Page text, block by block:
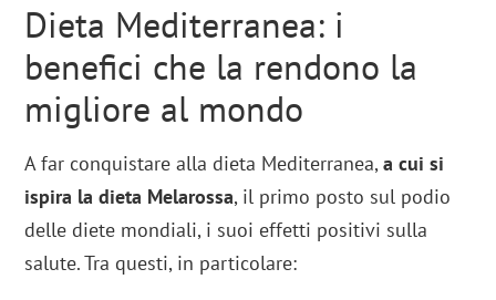
Dieta Mediterranea: i
benefici che la rendono la
migliore al mondo
A far conquistare alla dieta Mediterranea,a cui si
ispira la dieta Melarossa, il primo posto sul podio
delle diete mondiali, i suoi effetti positivi sulla
salute. Tra questi, in particolare: